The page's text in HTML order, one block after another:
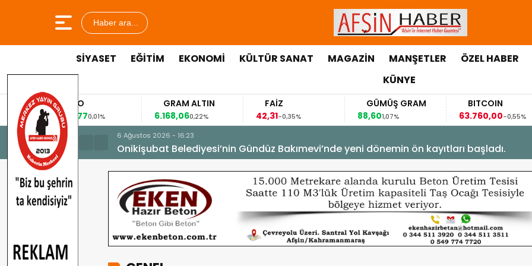
Haber ara...
SİYASET EĞİTİM EKONOMİ KÜLTÜR SANAT MAGAZİN MANŞETLER ÖZEL HABER
KÜNYE
EURO
53,84770,01%
GRAM ALTIN
6.168,060,22%
FAİZ
42,31-0,35%
GÜMÜŞ GRAM
88,601,07%
BITCOIN
63.760,00-0,55%
6 Ağustos 2026 - 16:23
Onikişubat Belediyesi’nin Gündüz Bakımevi’nde yeni dönemin ön kayıtları başladı.